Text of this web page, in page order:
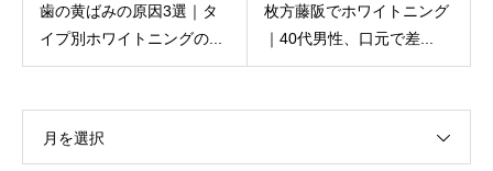
歯の黄ばみの原因3選｜タ
イプ別ホワイトニングの...
枚方藤阪でホワイトニング
｜40代男性、口元で差...
月を選択